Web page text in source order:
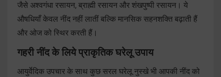
जैसे अश्वगंधा रसायन, ब्राह्मी रसायन और शंखपुष्पी रसायन। ये
औषधियाँ केवल नींद नहीं लातीं बल्कि मानसिक सहनशक्ति बढ़ाती हैं
और ओज को स्थिर करती हैं।
गहरी नींद के लिये प्राकृतिक घरेलू उपाय
आयुर्वेदिक उपचार के साथ कुछ सरल घरेलू नुस्खे भी आपकी नींद को